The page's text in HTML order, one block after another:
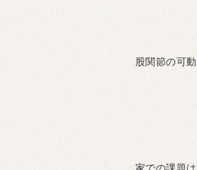
股関節の可